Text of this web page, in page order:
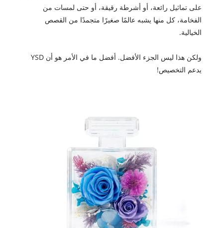
على تماثيل رائعة، أو أشرطة رقيقة، أو حتى لمسات من
الفخامة، كل منها يشبه عالمًا صغيرًا متجمدًا من القصص
الخيالية.
ولكن هذا ليس الجزء الأفضل. أفضل ما في الأمر هو أن YSD
يدعم التخصيص!